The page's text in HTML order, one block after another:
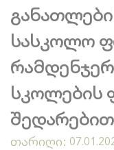
სასკოლო
სკოლების
შედარებით
თარიღი: